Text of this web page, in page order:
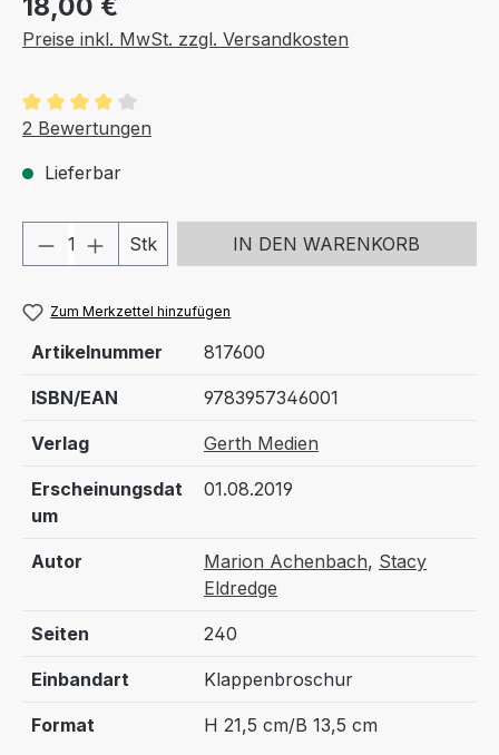
Preise inkl. MwSt. zzgl. Versandkosten
Durchschnittliche Bewertung von 4 von 5 Sternen
2 Bewertungen
Lieferbar
Produkt Anzahl: Gib den
Stk IN DEN WARENKORB
Zum Merkzettel hinzufügen
Artikelnummer 817600
ISBN/EAN 9783957346001
Verlag Gerth Medien
Erscheinungsdat
um
01.08.2019
Autor Marion Achenbach, Stacy
Eldredge
Seiten 240
Einbandart Klappenbroschur
Format H 21,5 cm/B 13,5 cm